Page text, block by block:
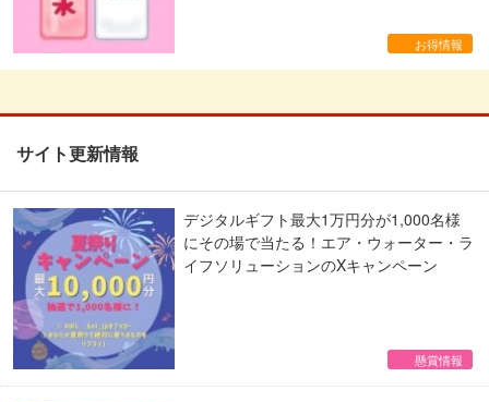
お得情報
サイト更新情報
デジタルギフト最大1万円分が1,000名様
にその場で当たる！エア・ウォーター・ラ
イフソリューションのXキャンペーン
懸賞情報